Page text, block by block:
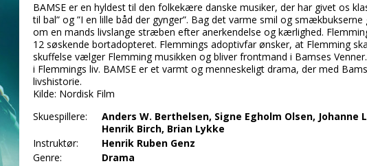
BAMSE er en hyldest til den folkekære danske musiker, der har givet os
til bal” og ”I en lille båd der gynger”. Bag det varme smil og
om en mands livslange stræben efter anerkendelse og kærlighed.
12 søskende bortadopteret. Flemmings adoptivfar ønsker, at Flemming
skuffelse vælger Flemming musikken og bliver frontmand i Bamses
i Flemmings liv. BAMSE er et varmt og menneskeligt drama, der med
livshistorie.
Kilde: Nordisk Film
Skuespillere:
Anders W. Berthelsen, Signe Egholm Olsen, Johanne
Henrik Birch, Brian Lykke
Instruktør:
Henrik Ruben Genz
Genre:
Drama